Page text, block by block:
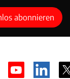
abonnieren